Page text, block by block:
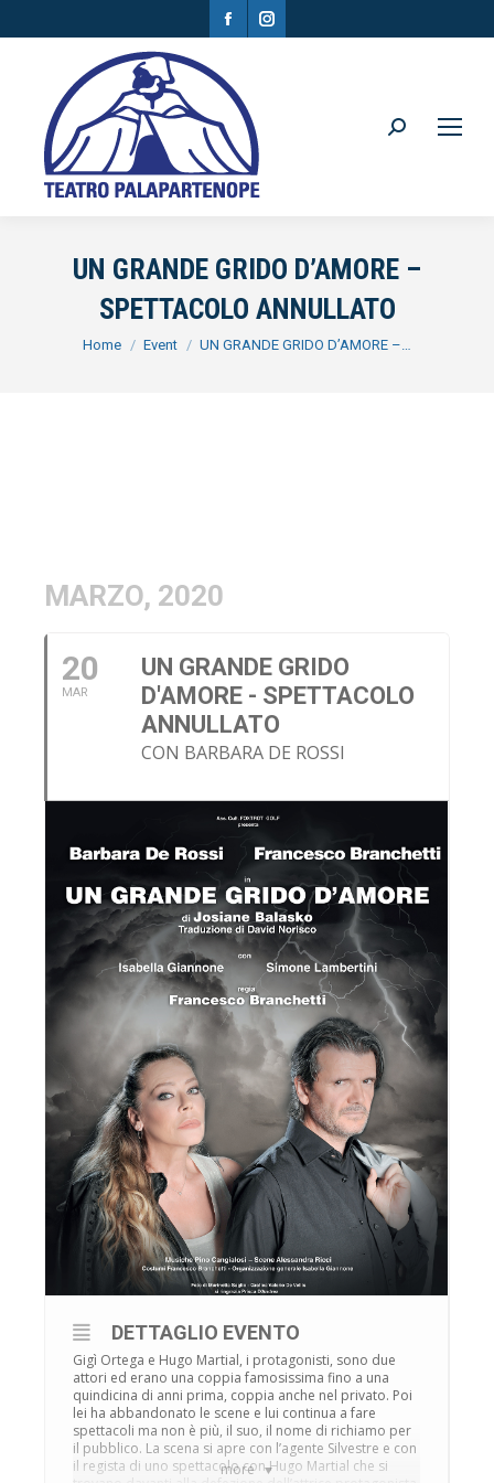
Facebook
opens
in
new
window
Instagram
Search:
UN GRANDE GRIDO D’AMORE –
SPETTACOLO ANNULLATO
You are here:
Home Event UN GRANDE GRIDO D’AMORE –…
MARZO, 2020
20
MAR
UN GRANDE GRIDO
D'AMORE - SPETTACOLO
ANNULLATO
CON BARBARA DE ROSSI
more
DETTAGLIO EVENTO
Gigì Ortega e Hugo Martial, i protagonisti, sono due
attori ed erano una coppia famosissima fino a una
quindicina di anni prima, coppia anche nel privato. Poi
lei ha abbandonato le scene e lui continua a fare
spettacoli ma non è più, il suo, il nome di richiamo per
il pubblico. La scena si apre con l’agente Silvestre e con
il regista di uno spettacolo con Hugo Martial che si